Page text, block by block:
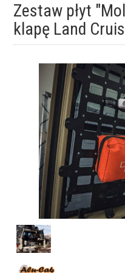
Zestaw płyt
klapę Land